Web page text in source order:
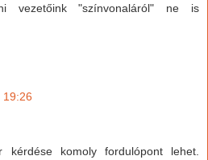
vezetőink "színvonaláról" ne is
19:26
komoly fordulópont lehet.